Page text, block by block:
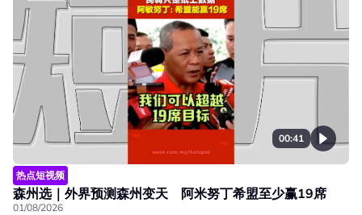
00:41
热点短视频
森州选｜外界预测森州变天 阿米努丁希盟至少赢19席
01/08/2026